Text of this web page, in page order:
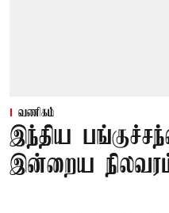
வணிகம்
இந்திய
இன்றைய